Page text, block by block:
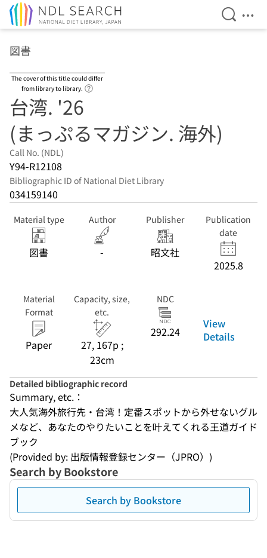
Open
図書
The cover of this title could differ
from library to library.
台湾. '26
(まっぷるマガジン. 海外)
Call No. (NDL)
Y94-R12108
Bibliographic ID of National Diet Library
034159140
Material type
図書
Author
-
Publisher
昭文社
Publication
date
2025.8
Material
Format
Paper
Capacity, size,
etc.
27, 167p ;
23cm
NDC
292.24
View
Details
Detailed bibliographic record
Summary, etc.：
大人気海外旅行先・台湾！定番スポットから外せないグル
メなど、あなたのやりたいことを叶えてくれる王道ガイド
ブック
(Provided by: 出版情報登録センター（JPRO）)
Search by Bookstore
Search by Bookstore